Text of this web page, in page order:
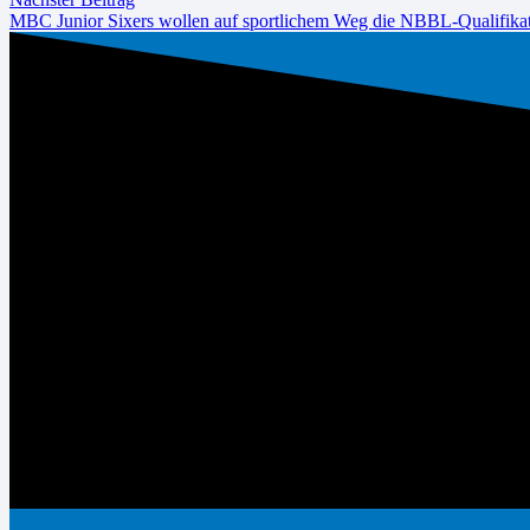
MBC Junior Sixers wollen auf sportlichem Weg die NBBL-